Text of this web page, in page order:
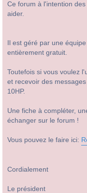
Ce forum à l'intention
aider.
Il est géré par une
entièrement gratuit.
Toutefois si vous voulez
et recevoir des
10HP.
Une fiche à compléter,
échanger sur le forum !
Vous pouvez le faire ici:
Cordialement
Le président